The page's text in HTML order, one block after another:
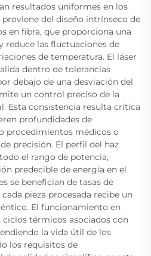
resultados uniformes en los
del diseño intrínseco de
en fibra, que proporciona una
las fluctuaciones de
de temperatura. El láser
dentro de tolerancias
debajo de una desviación del
un control preciso de la
Esta consistencia resulta crítica
profundidades de
procedimientos médicos o
precisión. El perfil del haz
el rango de potencia,
predecible de energía en el
se benefician de tasas de
pieza procesada recibe un
El funcionamiento en
térmicos asociados con
la vida útil de los
los requisitos de